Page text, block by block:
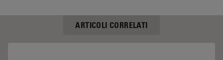
ARTICOLI CORRELATI